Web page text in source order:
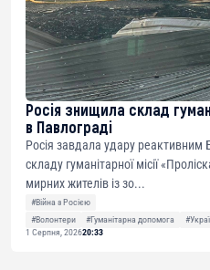
Росія знищила склад
в Павлограді
Росія завдала удару реактивним
складу гуманітарної місії
мирних жителів із зо...
#Війна з Росією
#Волонтери
#Гуманітарна допомога
1 Серпня, 202620:33